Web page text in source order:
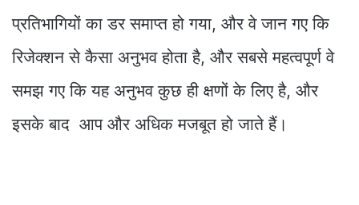
प्रतिभागियों का डर समाप्त हो गया, और वे जान गए कि
रिजेक्शन से कैसा अनुभव होता है, और सबसे महत्वपूर्ण वे
समझ गए कि यह अनुभव कुछ ही क्षणों के लिए है, और
इसके बाद आप और अधिक मजबूत हो जाते हैं।